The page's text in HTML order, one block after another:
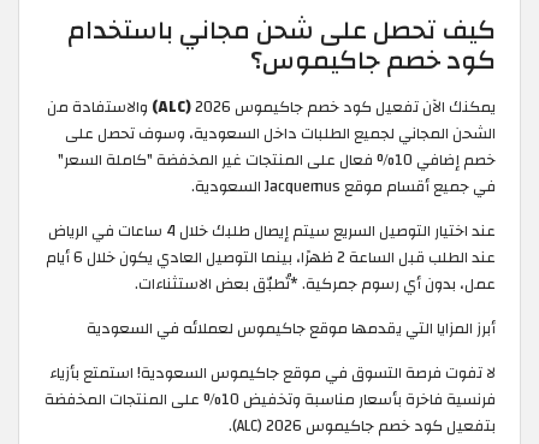
كيف تحصل على شحن مجاني باستخدام
كود خصم جاكيموس؟
يمكنك الآن تفعيل كود خصم جاكيموس 2026 (ALC)
والاستفادة من
الشحن المجاني لجميع الطلبات داخل السعودية، وسوف تحصل على
خصم إضافي 10% فعال على المنتجات غير المخفضة "كاملة السعر"
في جميع أقسام موقع Jacquemus السعودية.
عند اختيار التوصيل السريع سيتم إيصال طلبك خلال 4 ساعات في الرياض
عند الطلب قبل الساعة 2 ظهرًا، بينما التوصيل العادي يكون خلال 6 أيام
عمل، بدون أي رسوم جمركية. *تُطبّق بعض الاستثناءات.
أبرز المزايا التي يقدمها موقع جاكيموس لعملائه في السعودية
لا تفوت فرصة التسوق في موقع جاكيموس السعودية! استمتع بأزياء
فرنسية فاخرة بأسعار مناسبة وتخفيض 10% على المنتجات المخفضة
بتفعيل كود خصم جاكيموس 2026 (ALC).